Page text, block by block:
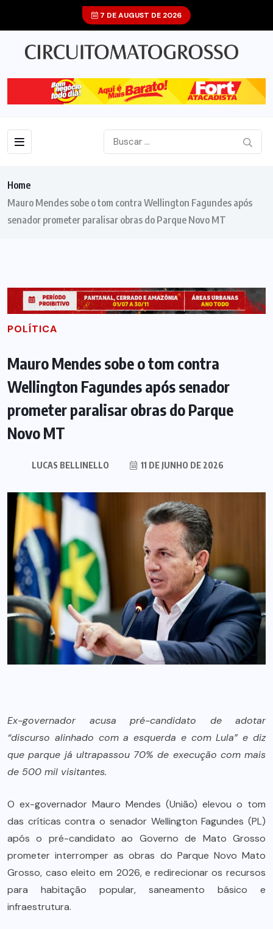
7 DE AUGUST DE 2026
Home
Mauro Mendes sobe o tom contra Wellington Fagundes após
senador prometer paralisar obras do Parque Novo MT
POLÍTICA
Mauro Mendes sobe o tom contra
Wellington Fagundes após senador
prometer paralisar obras do Parque
Novo MT
LUCAS BELLINELLO 11 DE JUNHO DE 2026
Ex-governador acusa pré-candidato de adotar
“discurso alinhado com a esquerda e com Lula” e diz
que parque já ultrapassou 70% de execução com mais
de 500 mil visitantes.
O ex-governador Mauro Mendes (União) elevou o tom
das críticas contra o senador Wellington Fagundes (PL)
após o pré-candidato ao Governo de Mato Grosso
prometer interromper as obras do Parque Novo Mato
Grosso, caso eleito em 2026, e redirecionar os recursos
para habitação popular, saneamento básico e
infraestrutura.